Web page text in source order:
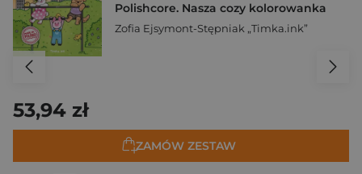
Polishcore. Nasza cozy kolorowanka
Zofia Ejsymont-Stępniak „Timka.ink”
53,94 zł
ZAMÓW ZESTAW